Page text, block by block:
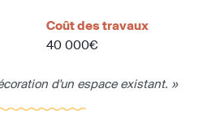
Coût des travaux
40 000€
d'un espace existant. »